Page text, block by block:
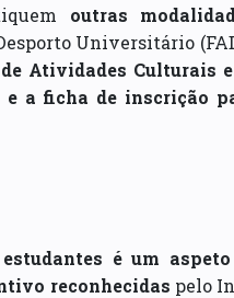
outras
Universitário
Atividades Culturais
e a ficha de inscrição
é um
reconhecidas pelo